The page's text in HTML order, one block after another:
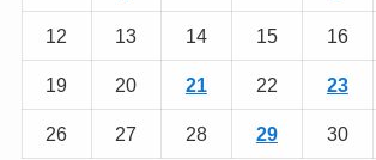
12 13 14 15 16
19 20 21 22 23
26 27 28 29 30